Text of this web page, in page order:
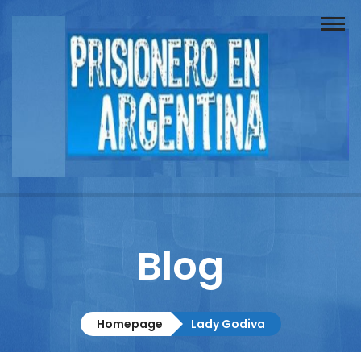
Buscador
Documentos
Columnistas
Contacto
Blog
Homepage Lady Godiva